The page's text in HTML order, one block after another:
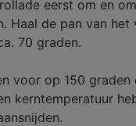
eerst om en
Haal de pan van
70 graden.
voor op 150
kerntemperatuur